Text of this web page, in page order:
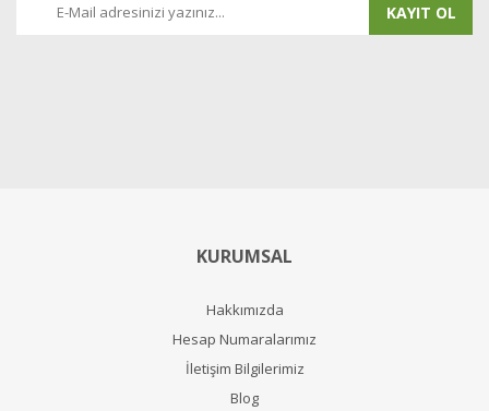
KAYIT OL
KURUMSAL
Hakkımızda
Hesap Numaralarımız
İletişim Bilgilerimiz
Blog